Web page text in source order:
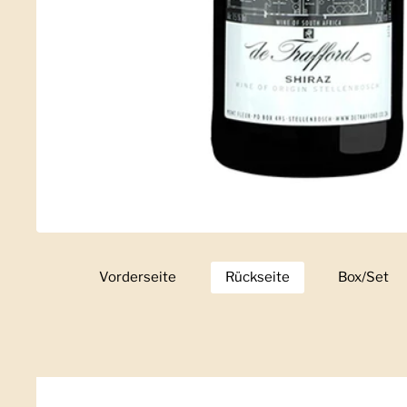
Zeige Folie 1
Vorderseite Zeige Folie 2
Rückseite Zeige
Box/Set